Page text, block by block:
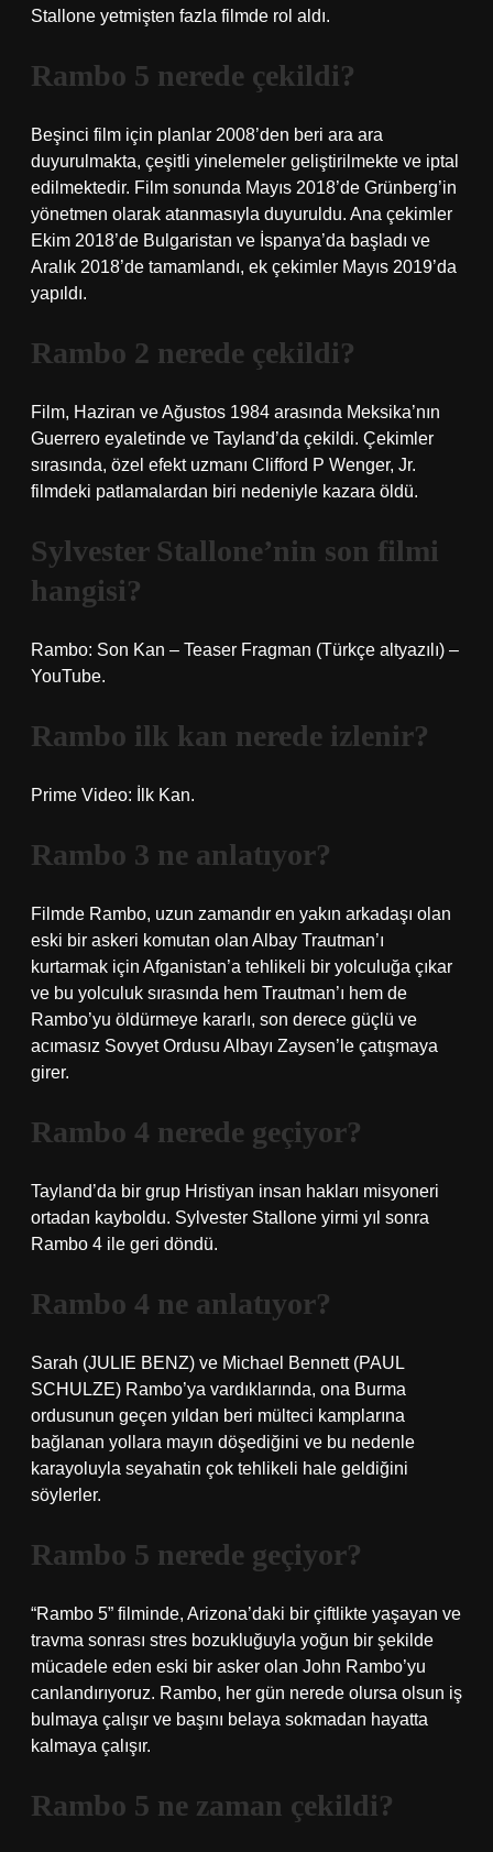
Stallone yetmişten fazla filmde rol aldı.
Rambo 5 nerede çekildi?
Beşinci film için planlar 2008’den beri ara ara
duyurulmakta, çeşitli yinelemeler geliştirilmekte ve iptal
edilmektedir. Film sonunda Mayıs 2018’de Grünberg’in
yönetmen olarak atanmasıyla duyuruldu. Ana çekimler
Ekim 2018’de Bulgaristan ve İspanya’da başladı ve
Aralık 2018’de tamamlandı, ek çekimler Mayıs 2019’da
yapıldı.
Rambo 2 nerede çekildi?
Film, Haziran ve Ağustos 1984 arasında Meksika’nın
Guerrero eyaletinde ve Tayland’da çekildi. Çekimler
sırasında, özel efekt uzmanı Clifford P Wenger, Jr.
filmdeki patlamalardan biri nedeniyle kazara öldü.
Sylvester Stallone’nin son filmi
hangisi?
Rambo: Son Kan – Teaser Fragman (Türkçe altyazılı) –
YouTube.
Rambo ilk kan nerede izlenir?
Prime Video: İlk Kan.
Rambo 3 ne anlatıyor?
Filmde Rambo, uzun zamandır en yakın arkadaşı olan
eski bir askeri komutan olan Albay Trautman’ı
kurtarmak için Afganistan’a tehlikeli bir yolculuğa çıkar
ve bu yolculuk sırasında hem Trautman’ı hem de
Rambo’yu öldürmeye kararlı, son derece güçlü ve
acımasız Sovyet Ordusu Albayı Zaysen’le çatışmaya
girer.
Rambo 4 nerede geçiyor?
Tayland’da bir grup Hristiyan insan hakları misyoneri
ortadan kayboldu. Sylvester Stallone yirmi yıl sonra
Rambo 4 ile geri döndü.
Rambo 4 ne anlatıyor?
Sarah (JULIE BENZ) ve Michael Bennett (PAUL
SCHULZE) Rambo’ya vardıklarında, ona Burma
ordusunun geçen yıldan beri mülteci kamplarına
bağlanan yollara mayın döşediğini ve bu nedenle
karayoluyla seyahatin çok tehlikeli hale geldiğini
söylerler.
Rambo 5 nerede geçiyor?
“Rambo 5” filminde, Arizona’daki bir çiftlikte yaşayan ve
travma sonrası stres bozukluğuyla yoğun bir şekilde
mücadele eden eski bir asker olan John Rambo’yu
canlandırıyoruz. Rambo, her gün nerede olursa olsun iş
bulmaya çalışır ve başını belaya sokmadan hayatta
kalmaya çalışır.
Rambo 5 ne zaman çekildi?